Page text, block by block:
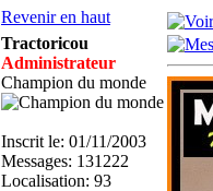
Revenir en haut
Tractoricou
Administrateur
Champion du monde
Inscrit le: 01/11/2003
Messages: 131222
Localisation: 93